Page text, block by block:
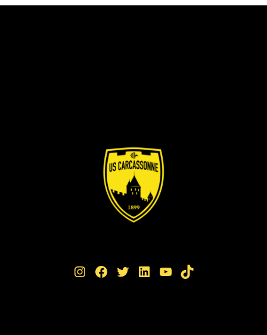
Instagram Facebook Twitter LinkedIn YouTube TikTok